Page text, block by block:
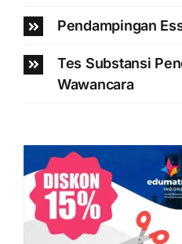
Pendampingan
Tes Substansi
Wawancara